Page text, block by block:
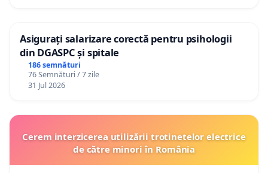
Asigurați salarizare corectă pentru psihologii
din DGASPC și spitale
186 semnături
76 Semnături / 7 zile
31 Jul 2026
Cerem interzicerea utilizării trotinetelor electrice
de către minori în România